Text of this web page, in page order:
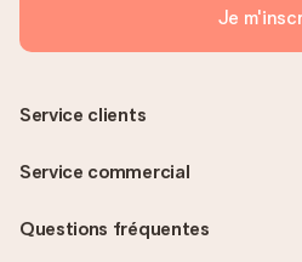
Je
Questions fréquentes
Service clients
Service commercial